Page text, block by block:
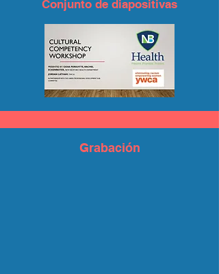
Conjunto de diapositivas
Grabación